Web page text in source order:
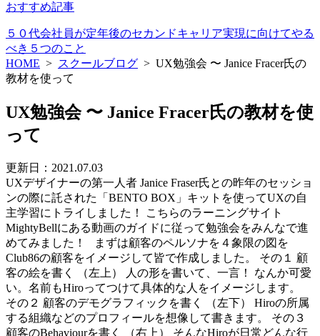
おすすめ記事
５０代会社員が定年後のセカンドキャリア実現に向けてやる
べき５つのこと
HOME > スクールブログ > UX勉強会 〜 Janice Fracer氏の
教材を使って
UX勉強会 〜 Janice Fracer氏の教材を使
って
更新日：2021.07.03
UXデザイナーの第一人者 Janice Fraser氏との昨年のセッショ
ンの際に託された「BENTO BOX」キットを使ってUXの自
主学習にトライしました！ こちらのラーニングサイト
MightyBellにある動画のガイドに従って勉強会をみんなで進
めてみました！ まずは顧客のペルソナを４象限の図を
Club86の顧客をイメージして皆で作成しました。 その１ 顧
客の絵を書く （左上） 人の形を書いて、一言！ なんか可愛
い。名前もHiroってつけて具体的な人をイメージします。
その２ 顧客のデモグラフィックを書く （左下） Hiroの所属
する組織などのプロフィールを想像して書きます。 その３
顧客のBehaviourを書く （右上） そんなHiroが日常どんな行